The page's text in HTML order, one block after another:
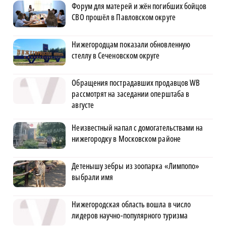
Форум для матерей и жён погибших бойцов
СВО прошёл в Павловском округе
Нижегородцам показали обновленную
стеллу в Сеченовском округе
Обращения пострадавших продавцов WB
рассмотрят на заседании оперштаба в
августе
Неизвестный напал с домогательствами на
нижегородку в Московском районе
Детенышу зебры из зоопарка «Лимпопо»
выбрали имя
Нижегородская область вошла в число
лидеров научно-популярного туризма